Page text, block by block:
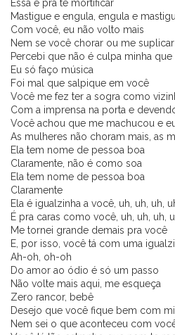
Essa é pra te mortificar
Mastigue e engula, engula e
Com você, eu não volto mais
Nem se você chorar ou me suplicar
Percebi que não é culpa minha
Eu só faço música
Foi mal que salpique em você
Você me fez ter a sogra como
Com a imprensa na porta e
Você achou que me machucou e
As mulheres não choram mais, as
Ela tem nome de pessoa boa
Claramente, não é como soa
Ela tem nome de pessoa boa
Claramente
Ela é igualzinha a você, uh, uh, uh,
É pra caras como você, uh, uh, uh,
Me tornei grande demais pra você
E, por isso, você tá com uma
Ah-oh, oh-oh
Do amor ao ódio é só um passo
Não volte mais aqui, me esqueça
Zero rancor, bebê
Desejo que você fique bem com
Nem sei o que aconteceu com